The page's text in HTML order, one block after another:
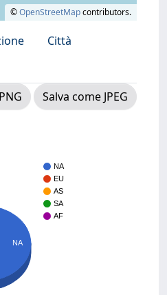
©OpenStreetMapcontributors.
Città
Salva come JPEG
NA
EU
AS
SA
AF
NA